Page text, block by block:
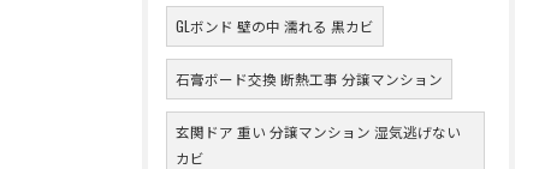
GLボンド 壁の中 濡れる 黒カビ
石膏ボード交換 断熱工事 分譲マンション
玄関ドア 重い 分譲マンション 湿気逃げない
カビ